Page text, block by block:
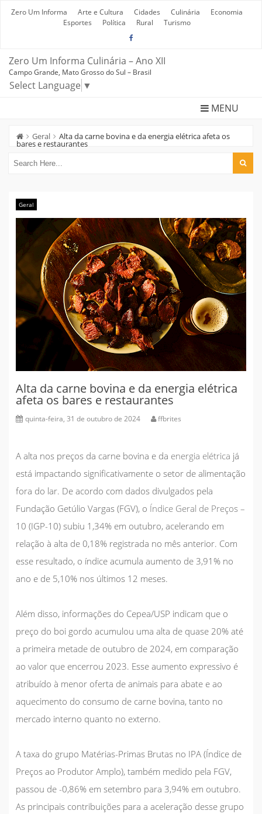
Zero Um Informa Arte e Cultura Cidades Culinária
Economia
Esportes
Política Rural Turismo
Zero Um Informa Culinária – Ano XII
Campo Grande, Mato Grosso do Sul – Brasil
Select Language ▼
MENU
Geral Alta da carne bovina e da energia elétrica afeta os
bares e restaurantes
Geral
Alta da carne bovina e da energia elétrica
afeta os bares e restaurantes
quinta-feira, 31 de outubro de 2024 ffbrites
A alta nos preços da carne bovina e da energia elétrica já
está impactando significativamente o setor de alimentação
fora do lar. De acordo com dados divulgados pela
Fundação Getúlio Vargas (FGV), o Índice Geral de Preços –
10 (IGP-10) subiu 1,34% em outubro, acelerando em
relação à alta de 0,18% registrada no mês anterior. Com
esse resultado, o índice acumula aumento de 3,91% no
ano e de 5,10% nos últimos 12 meses.
Além disso, informações do Cepea/USP indicam que o
preço do boi gordo acumulou uma alta de quase 20% até
a primeira metade de outubro de 2024, em comparação
ao valor que encerrou 2023. Esse aumento expressivo é
atribuído à menor oferta de animais para abate e ao
aquecimento do consumo de carne bovina, tanto no
mercado interno quanto no externo.
A taxa do grupo Matérias-Primas Brutas no IPA (Índice de
Preços ao Produtor Amplo), também medido pela FGV,
passou de -0,86% em setembro para 3,94% em outubro.
As principais contribuições para a aceleração desse grupo